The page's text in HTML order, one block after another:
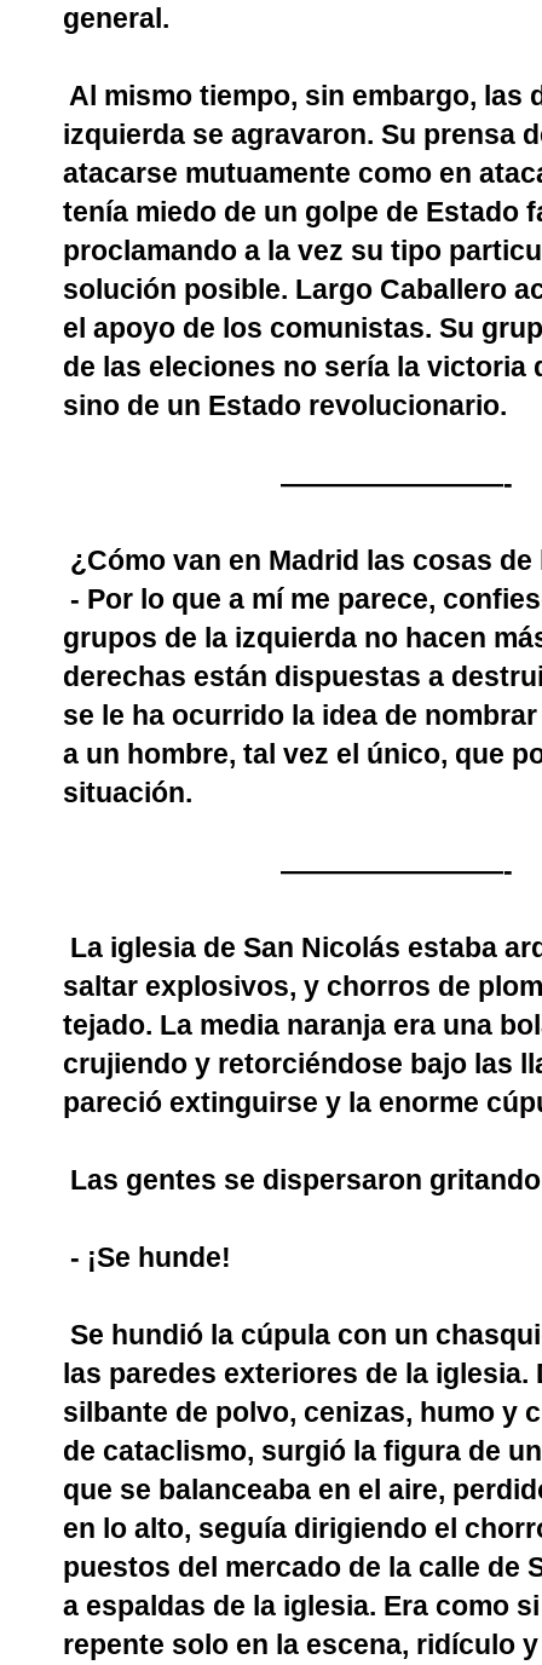
general.
Al mismo tiempo, sin embargo,
izquierda se agravaron. Su prensa
atacarse mutuamente como en
tenía miedo de un golpe de Estado
proclamando a la vez su tipo
solución posible. Largo Caballero
el apoyo de los comunistas. Su
de las eleciones no sería la
sino de un Estado revolucionario.
————————-
¿Cómo van en Madrid las cosas
- Por lo que a mí me parece,
grupos de la izquierda no hacen
derechas están dispuestas a
se le ha ocurrido la idea de
a un hombre, tal vez el único, que
situación.
————————-
La iglesia de San Nicolás estaba
saltar explosivos, y chorros de
tejado. La media naranja era una
crujiendo y retorciéndose bajo las
pareció extinguirse y la enorme
Las gentes se dispersaron
- ¡Se hunde!
Se hundió la cúpula con un
las paredes exteriores de la
silbante de polvo, cenizas, humo y
de cataclismo, surgió la figura de
que se balanceaba en el aire,
en lo alto, seguía dirigiendo el
puestos del mercado de la calle de
a espaldas de la iglesia. Era como
repente solo en la escena, ridículo